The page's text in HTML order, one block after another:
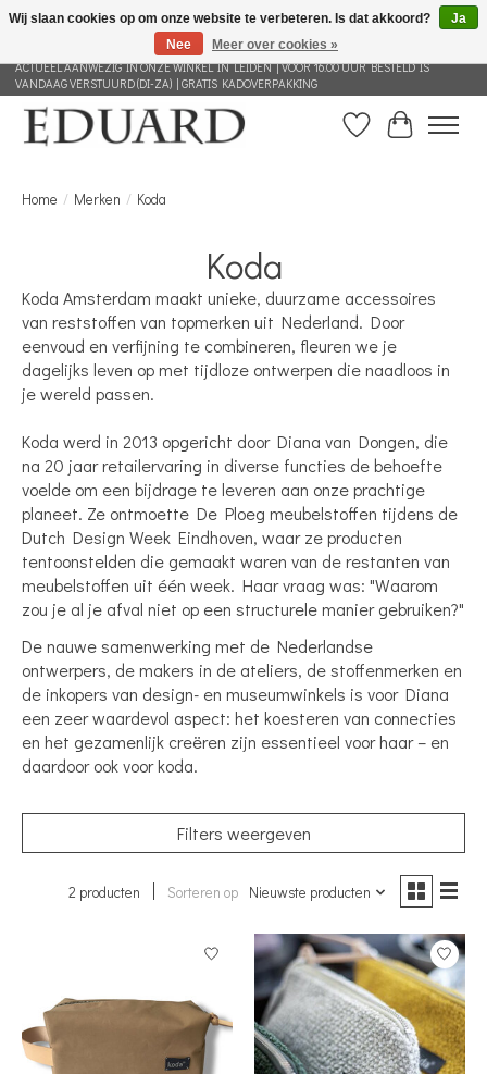
GRATIS VERZENDING NEDERLAND VANAF 100 EURO | ALLES IN DEZE WEBSHOP IS
ACTUEEL AANWEZIG IN ONZE WINKEL IN LEIDEN | VOOR 16.00 UUR BESTELD IS
VANDAAG VERSTUURD (DI-ZA) | GRATIS KADOVERPAKKING
Verlanglijst
Home / Merken / Koda
Koda
Koda Amsterdam maakt unieke, duurzame accessoires
van reststoffen van topmerken uit Nederland. Door
eenvoud en verfijning te combineren, fleuren we je
dagelijks leven op met tijdloze ontwerpen die naadloos in
je wereld passen.
Koda werd in 2013 opgericht door Diana van Dongen, die
na 20 jaar retailervaring in diverse functies de behoefte
voelde om een ​​bijdrage te leveren aan onze prachtige
planeet. Ze ontmoette De Ploeg meubelstoffen tijdens de
Dutch Design Week Eindhoven, waar ze producten
tentoonstelden die gemaakt waren van de restanten van
meubelstoffen uit één week. Haar vraag was: "Waarom
zou je al je afval niet op een structurele manier gebruiken?"
De nauwe samenwerking met de Nederlandse
ontwerpers, de makers in de ateliers, de stoffenmerken en
de inkopers van design- en museumwinkels is voor Diana
een zeer waardevol aspect: het koesteren van connecties
en het gezamenlijk creëren zijn essentieel voor haar – en
daardoor ook voor koda.
Filters weergeven
2 producten Sorteren op Nieuwste producten
Wij slaan cookies op om onze website te verbeteren. Is dat akkoord?
Ja
Nee
Meer over cookies »